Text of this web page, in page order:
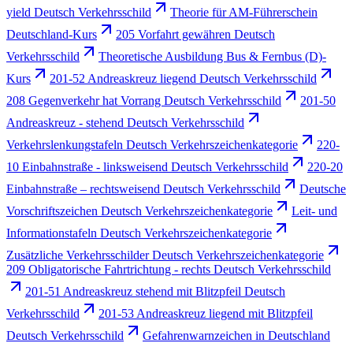
yield Deutsch Verkehrsschild
Theorie für AM-Führerschein
Deutschland-Kurs
205 Vorfahrt gewähren Deutsch
Verkehrsschild
Theoretische Ausbildung Bus & Fernbus (D)-
Kurs
201-52 Andreaskreuz liegend Deutsch Verkehrsschild
208 Gegenverkehr hat Vorrang Deutsch Verkehrsschild
201-50
Andreaskreuz - stehend Deutsch Verkehrsschild
Verkehrslenkungstafeln Deutsch Verkehrszeichenkategorie
220-
10 Einbahnstraße - linksweisend Deutsch Verkehrsschild
220-20
Einbahnstraße – rechtsweisend Deutsch Verkehrsschild
Deutsche
Vorschriftszeichen Deutsch Verkehrszeichenkategorie
Leit- und
Informationstafeln Deutsch Verkehrszeichenkategorie
Zusätzliche Verkehrsschilder Deutsch Verkehrszeichenkategorie
209 Obligatorische Fahrtrichtung - rechts Deutsch Verkehrsschild
201-51 Andreaskreuz stehend mit Blitzpfeil Deutsch
Verkehrsschild
201-53 Andreaskreuz liegend mit Blitzpfeil
Deutsch Verkehrsschild
Gefahrenwarnzeichen in Deutschland